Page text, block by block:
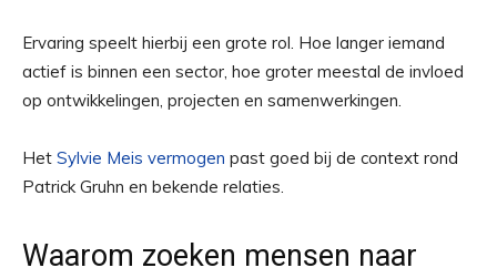
Ervaring speelt hierbij een grote rol. Hoe langer iemand
actief is binnen een sector, hoe groter meestal de invloed
op ontwikkelingen, projecten en samenwerkingen.
Het Sylvie Meis vermogen past goed bij de context rond
Patrick Gruhn en bekende relaties.
Waarom zoeken mensen naar